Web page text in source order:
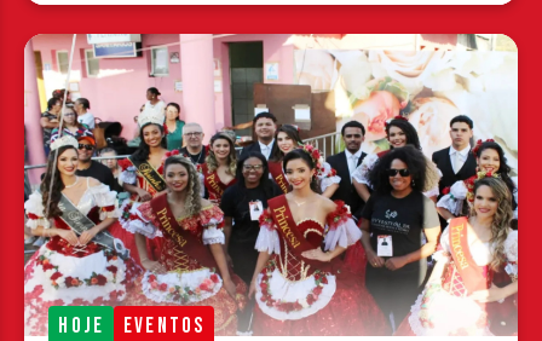
HOJE EVENTOS